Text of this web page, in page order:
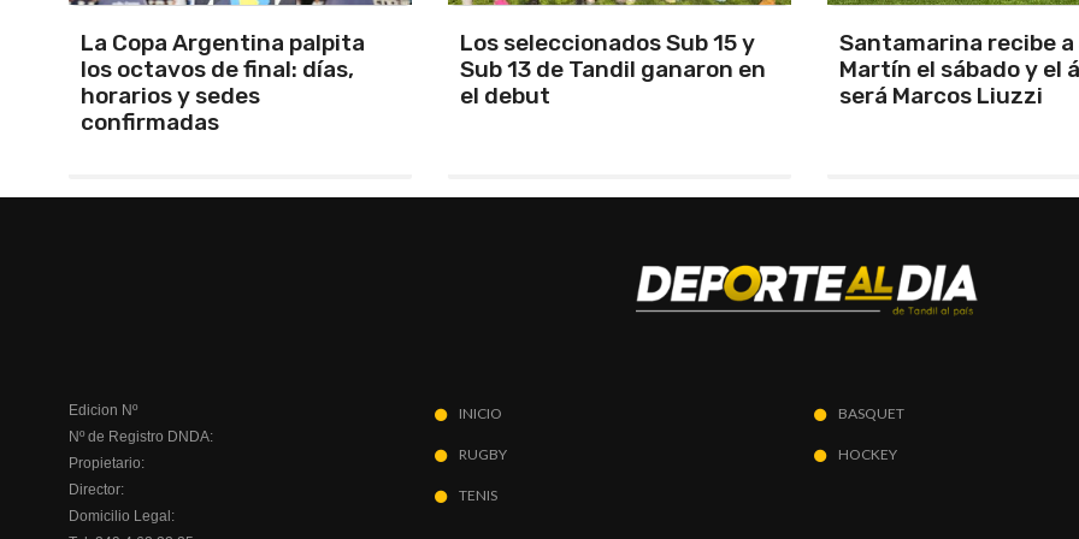
Los seleccionados Sub 15 y
Sub 13 de Tandil ganaron en
el debut
Santamarina recibe a San
Martín el sábado y el árbitro
será Marcos Liuzzi
Los Pumas se
enfrentar a Sudáfrica
Edicion Nº
Nº de Registro DNDA:
Propietario:
Director:
Domicilio Legal:
INICIO
RUGBY
TENIS
BASQUET
HOCKEY